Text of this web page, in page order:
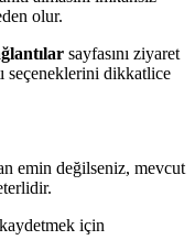
olur.
sayfasını ziyaret
seçeneklerini dikkatlice
emin değilseniz, mevcut
için